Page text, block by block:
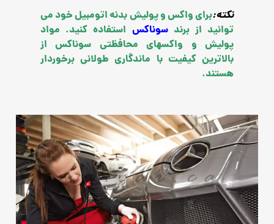
نکته:برای واکس و پولیش بدنه اتومبیل خود می
توانید از برندسوناکس استفاده کنید. مواد
پولیش و واکسهای محافظتی سوناکس از
بالاترین کیفیت با ماندگاری طولانی برخوردار
هستند.